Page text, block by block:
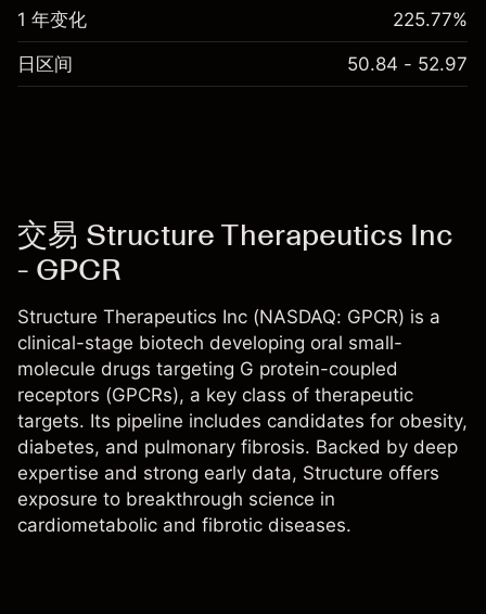
1 年变化 225.77%
日区间 50.84 - 52.97
交易 Structure Therapeutics Inc
- GPCR
Structure Therapeutics Inc (NASDAQ: GPCR) is a
clinical-stage biotech developing oral small-
molecule drugs targeting G protein-coupled
receptors (GPCRs), a key class of therapeutic
targets. Its pipeline includes candidates for obesity,
diabetes, and pulmonary fibrosis. Backed by deep
expertise and strong early data, Structure offers
exposure to breakthrough science in
cardiometabolic and fibrotic diseases.